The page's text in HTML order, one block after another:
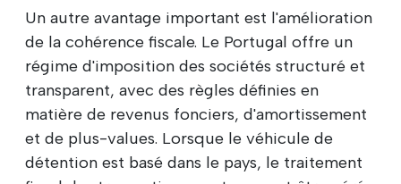
Un autre avantage important est l'amélioration
de la cohérence fiscale. Le Portugal offre un
régime d'imposition des sociétés structuré et
transparent, avec des règles définies en
matière de revenus fonciers, d'amortissement
et de plus-values. Lorsque le véhicule de
détention est basé dans le pays, le traitement